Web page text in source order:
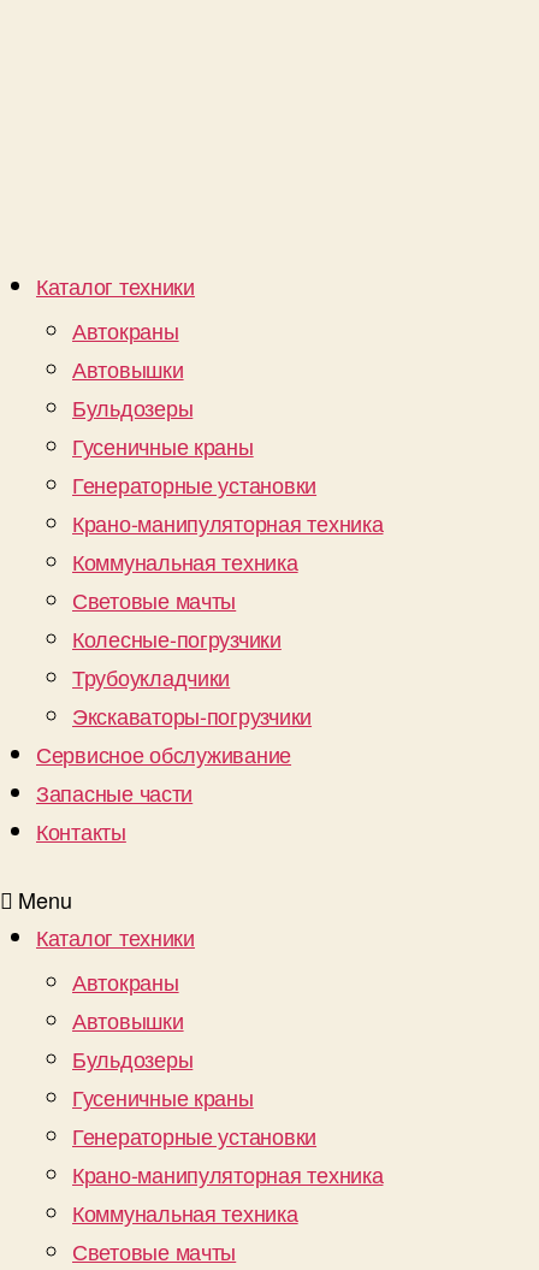
Каталог техники
Автокраны
Автовышки
Бульдозеры
Гусеничные краны
Генераторные установки
Крано-манипуляторная техника
Коммунальная техника
Световые мачты
Колесные-погрузчики
Трубоукладчики
Экскаваторы-погрузчики
Сервисное обслуживание
Запасные части
Контакты
Menu
Каталог техники
Автокраны
Автовышки
Бульдозеры
Гусеничные краны
Генераторные установки
Крано-манипуляторная техника
Коммунальная техника
Световые мачты